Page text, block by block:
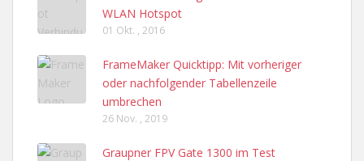
WLAN Hotspot
01 Okt. , 2016
FrameMaker Quicktipp: Mit vorheriger
oder nachfolgender Tabellenzeile
umbrechen
26 Nov. , 2019
Graupner FPV Gate 1300 im Test